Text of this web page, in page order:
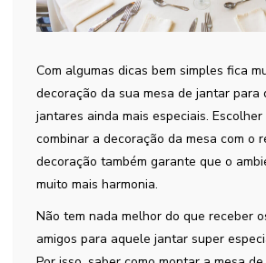
Com algumas dicas bem simples fica
decoração da sua mesa de jantar para
jantares ainda mais especiais.
combinar a decoração da mesa com o
decoração também garante que o
muito mais harmonia.
Não tem nada melhor do que receber
amigos para aquele jantar super